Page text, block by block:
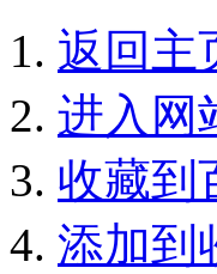
返回主
进入网
收藏到
添加到